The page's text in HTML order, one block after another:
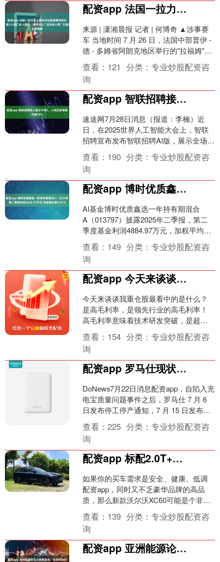
配资app 法国一拉力赛上赛车冲出赛道撞向观众区，致3人死亡多人受伤，案件已以“过失杀人罪”立案调查
来源 | 潇湘晨报 记者 | 何博奇 ▲涉事赛
车 当地时间 7 月 26 日，法国中部普伊 -
德 - 多姆省阿朗克地区举行的"拉福姆"拉
力赛中，一辆参赛赛车在....
查看： 121 分类：专业炒股配资咨
询
配资app 智联招聘接入通义千问3，人岗匹配率提升超70%
速途网7月28日消息（报道：李楠）近
日，在2025世界人工智能大会上，智联
招聘宣布发布智联招聘AI版，展示全场景
AI服务生态。新版本中，基于阿里通义千
问3（简称....
查看： 190 分类：专业炒股配资咨
询
配资app 博时优质鑫选一年持有期混合A：2025年第二季度利润4884.97万元 净值增长率2.61%
AI基金博时优质鑫选一年持有期混合
A（013797）披露2025年二季报，第二
季度基金利润4884.97万元，加权平均基
金份额本期利润0.0203元。报告期
内，....
查看： 149 分类：专业炒股配资咨
询
配资app 今天来谈谈我重仓股最看中的是什么？是高毛利率，是 领先行业 的高毛利率！高毛利率意味着技术研发突破，是超越同行业竞争的护...
今天来谈谈我重仓股最看中的是什么？
是高毛利率，是领先行业的高毛利率！
高毛利率意味着技术研发突破，是超越
同行业竞争的护城河！目前手上重仓胜
宏和新易盛，持股占比接近....
查看： 154 分类：专业炒股配资咨
询
配资app 罗马仕现状曝光：仅剩 20 多人在岗、货值 5000 万元充电宝库存
DoNews7月22日消息配资app，自陷入充
电宝质量问题事件之后，罗马仕 7 月 6
日发布停工停产通知，7 月 15 日发布声
明称运营团队主要成员在岗，召回....
查看：225 分类：专业炒股配资咨
询
配资app 标配2.0T+8AT+四驱，新车直降14万！
如果你的买车需求是安全、健康、低调
配资app，同时又不乏豪华品牌的高品
质，那么新款沃尔沃XC60可能是个非常
好的选择。 新款XC60和其它沃尔沃新车
一样微调了设....
查看： 139 分类：专业炒股配资咨
询
配资app 亚洲能源论坛主席陶菲克：能源转型如何危中掘机